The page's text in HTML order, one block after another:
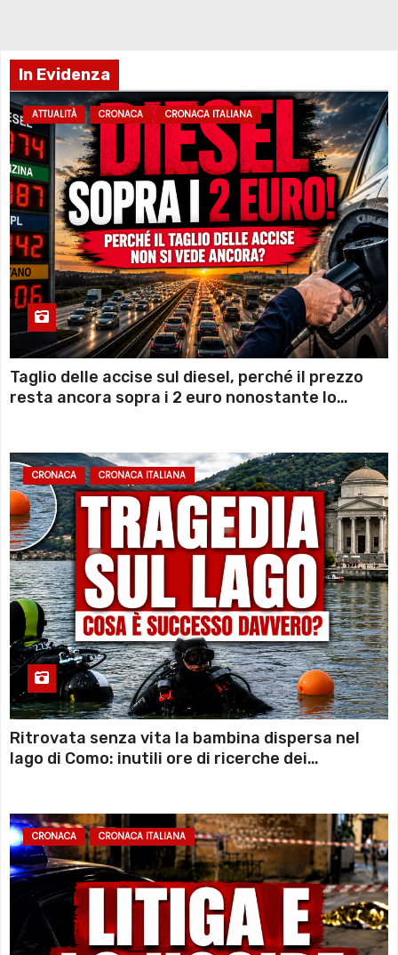
In Evidenza
ATTUALITÀ CRONACA CRONACA ITALIANA
Taglio delle accise sul diesel, perché il prezzo
resta ancora sopra i 2 euro nonostante lo
CRONACA CRONACA ITALIANA
Ritrovata senza vita la bambina dispersa nel
lago di Como: inutili ore di ricerche dei
CRONACA CRONACA ITALIANA